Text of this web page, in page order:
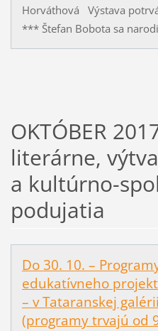
Horváthová Výstava
*** Štefan Bobota sa
OKTÓBER
literárne,
a kultúrno-
podujatia
Do 30. 10. –
edukatívneho
– v Tataranskej
(programy trvajú od